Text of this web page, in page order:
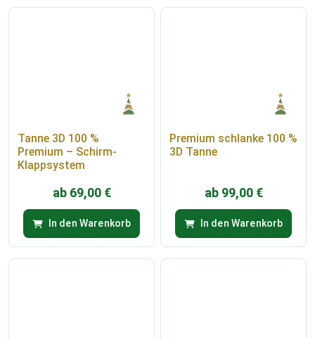
Tanne 3D 100 %
Premium – Schirm-
Klappsystem
ab 69,00 €
In den Warenkorb
Premium schlanke 100 %
3D Tanne
ab 99,00 €
In den Warenkorb